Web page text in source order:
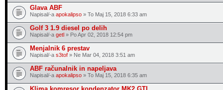
Glava ABF
Napisal/-a apokalipso » To Maj 15, 2018 6:33 am
Golf 3 1.9 diesel po delih
Napisal/-a getl » Po Apr 02, 2018 12:54 pm
Menjalnik 6 prestav
Napisal/-a s3tof » Ne Mar 04, 2018 3:51 am
ABF računalnik in napeljava
Napisal/-a apokalipso » To Maj 15, 2018 6:35 am